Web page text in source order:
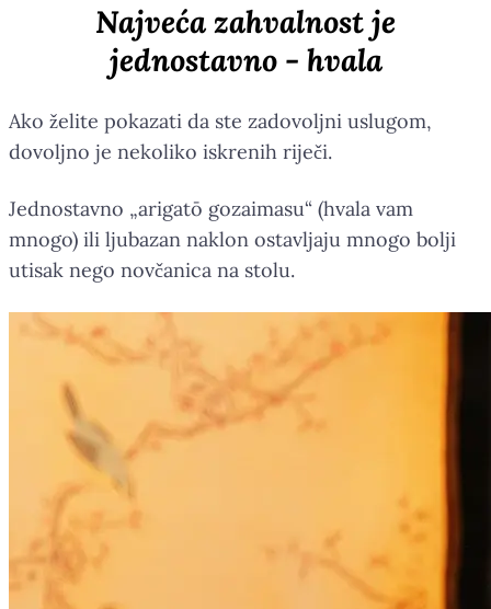
Najveća zahvalnost je
jednostavno - hvala
Ako želite pokazati da ste zadovoljni uslugom,
dovoljno je nekoliko iskrenih riječi.
Jednostavno „arigatō gozaimasu“ (hvala vam
mnogo) ili ljubazan naklon ostavljaju mnogo bolji
utisak nego novčanica na stolu.